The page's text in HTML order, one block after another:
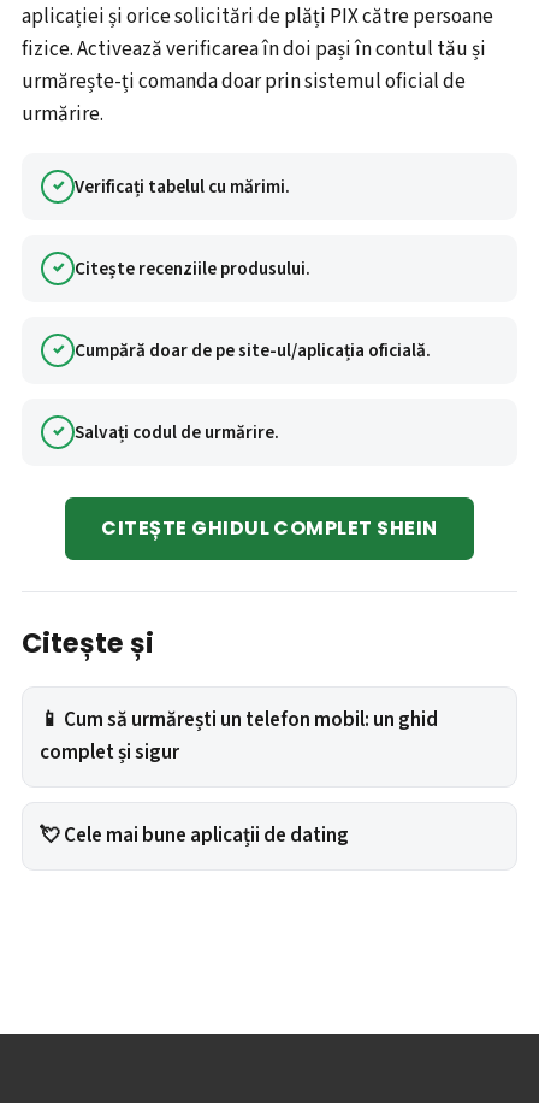
aplicației și orice solicitări de plăți PIX către persoane
fizice. Activează verificarea în doi pași în contul tău și
urmărește-ți comanda doar prin sistemul oficial de
urmărire.
Verificați tabelul cu mărimi.
Citește recenziile produsului.
Cumpără doar de pe site-ul/aplicația oficială.
Salvați codul de urmărire.
CITEȘTE GHIDUL COMPLET SHEIN
Citește și
📱 Cum să urmărești un telefon mobil: un ghid
complet și sigur
💘 Cele mai bune aplicații de dating